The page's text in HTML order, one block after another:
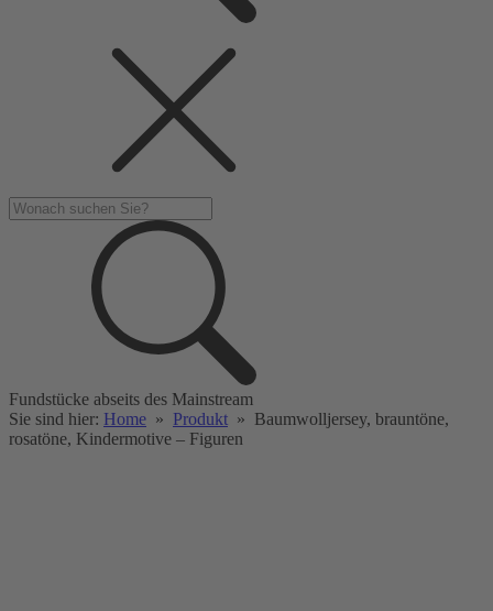
Fundstücke abseits des Mainstream
Sie sind hier: Home » Produkt » Baumwolljersey, brauntöne,
rosatöne, Kindermotive – Figuren